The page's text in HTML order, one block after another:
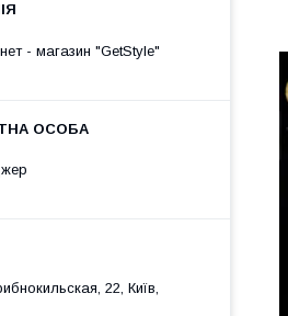
- магазин "GetStyle"
22, Київ,